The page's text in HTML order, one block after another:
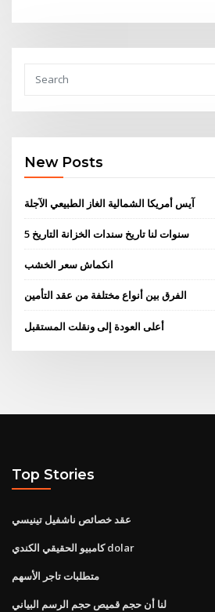
New Posts
آيس أمريكا الشمالية الغاز الطبيعي الآجلة
5 سنوات لنا تاريخ سندات الخزانة التاريخ
انكماش سعر الخشب
الفرق بين أنواع مختلفة من عقد التأمين
أعلى العودة إلى ونقلت المستقبل
Top Stories
عقد خصائص ناشفيل تينيسي
كامبيو الحقيقي الكندي dolar
متطلبات تاجر الأسهم
لنا أن حجم قميص حجم الرسم البياني